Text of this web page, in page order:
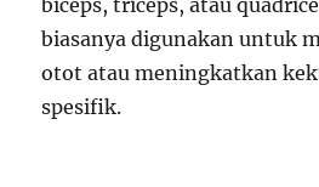
biasanya digunakan untuk
otot atau meningkatkan
spesifik.